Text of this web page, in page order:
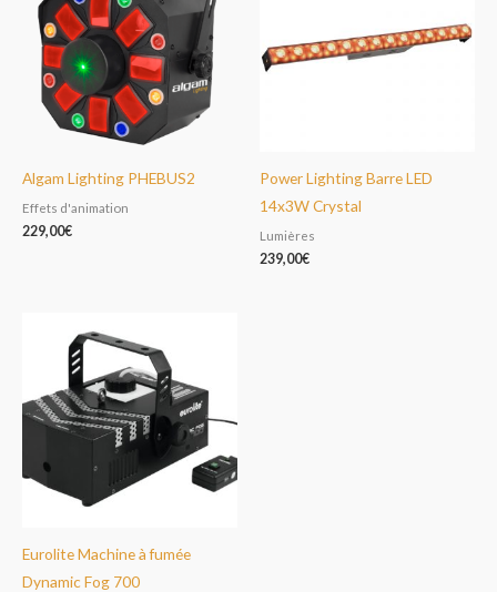
Algam Lighting PHEBUS2
Effets d'animation
229,00€
Power Lighting Barre LED
14x3W Crystal
Lumières
239,00€
Eurolite Machine à fumée
Dynamic Fog 700